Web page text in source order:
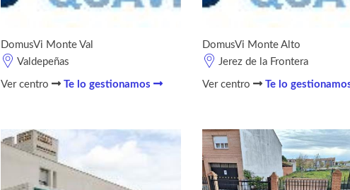
DomusVi Monte Val
Valdepeñas
Ver centro Te lo gestionamos
DomusVi Monte Alto
Jerez de la Frontera
Ver centro Te lo